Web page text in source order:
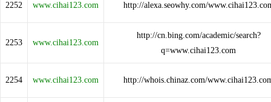
2252 www.cihai123.com http://alexa.seowhy.com/
2253 www.cihai123.com
http://cn.bing.com/academic/search?
q=www.cihai123.com
2254 www.cihai123.com http://whois.chinaz.com/